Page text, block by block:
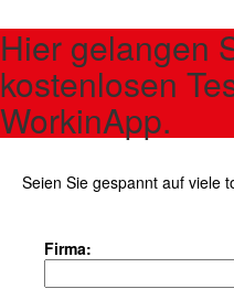
Hier gelangen
kostenlosen
WorkinApp.
Seien Sie gespannt auf viele
Firma: